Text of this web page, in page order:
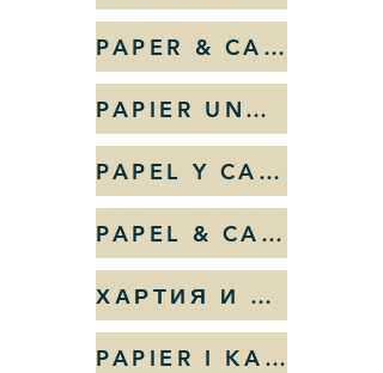
PAPER & CARDBOARD
PAPIER UND PAPPE
PAPEL Y CARTÓN
PAPEL & CARTOLINA
ХАРТИЯ И КАРТОН
PAPIER I KARTONY